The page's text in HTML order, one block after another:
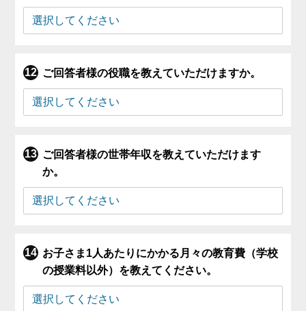
ご回答者様の役職を教えていただけますか。
ご回答者様の世帯年収を教えていただけます
か。
お子さま1人あたりにかかる月々の教育費（学校
の授業料以外）を教えてください。